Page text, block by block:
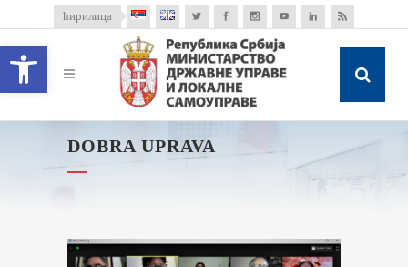
Open toolbar
ћирилица
DOBRA UPRAVA